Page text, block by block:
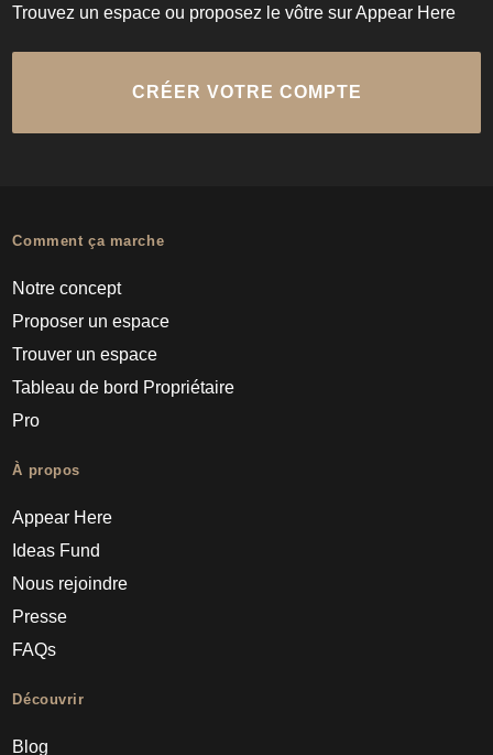
Trouvez un espace ou proposez le vôtre sur Appear Here
CRÉER VOTRE COMPTE
Comment ça marche
Notre concept
Proposer un espace
Trouver un espace
Tableau de bord Propriétaire
Pro
À propos
Appear Here
Ideas Fund
Nous rejoindre
Presse
FAQs
Découvrir
Blog